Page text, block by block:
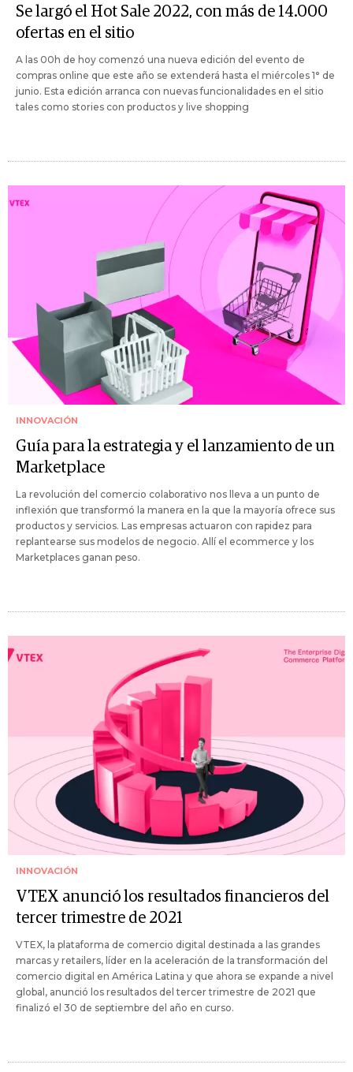
Se largó el Hot Sale 2022, con más de 14.000
ofertas en el sitio
A las 00h de hoy comenzó una nueva edición del evento de
compras online que este año se extenderá hasta el miércoles 1° de
junio. Esta edición arranca con nuevas funcionalidades en el sitio
tales como stories con productos y live shopping
INNOVACIÓN
Guía para la estrategia y el lanzamiento de un
Marketplace
La revolución del comercio colaborativo nos lleva a un punto de
inflexión que transformó la manera en la que la mayoría ofrece sus
productos y servicios. Las empresas actuaron con rapidez para
replantearse sus modelos de negocio. Allí el ecommerce y los
Marketplaces ganan peso.
INNOVACIÓN
VTEX anunció los resultados financieros del
tercer trimestre de 2021
VTEX, la plataforma de comercio digital destinada a las grandes
marcas y retailers, líder en la aceleración de la transformación del
comercio digital en América Latina y que ahora se expande a nivel
global, anunció los resultados del tercer trimestre de 2021 que
finalizó el 30 de septiembre del año en curso.